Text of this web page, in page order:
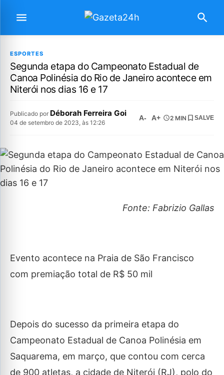
ESPORTES
Segunda etapa do Campeonato Estadual de
Canoa Polinésia do Rio de Janeiro acontece em
Niterói nos dias 16 e 17
Publicado por Déborah Ferreira Goi
04 de setembro de 2023, às 12:26
A- A+ 2 MIN SALVE
Fonte: Fabrizio Gallas
Evento acontece na Praia de São Francisco
com premiação total de R$ 50 mil
Depois do sucesso da primeira etapa do
Campeonato Estadual de Canoa Polinésia em
Saquarema, em março, que contou com cerca
de 900 atletas, a cidade de Niterói (RJ), polo do